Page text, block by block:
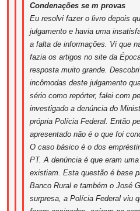
Condenações se m provas
Eu resolvi fazer o livro depois
julgamento e havia uma
a falta de informações. Vi que
fazia os artigos no site da
resposta muito grande.
incômodas deste julgamento
sério como repórter, falei com
investigado a denúncia do
própria Polícia Federal. Então
apresentado não é o que foi
O caso básico é o dos
PT. A denúncia é que eram
existiam. Esta questão é base
Banco Rural e também o José
surpresa, a Polícia Federal viu